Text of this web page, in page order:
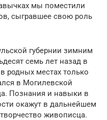
мы поместили
сыгравшее свою роль
губернии зимним
семь лет назад в
родных местах только
в Могилевской
Познания и навыки в
окажут в дальнейшем
живописца.